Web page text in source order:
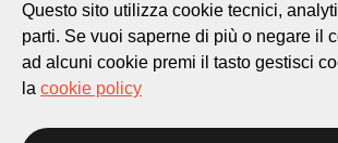
Questo sito utilizza cookie tecnici,
parti. Se vuoi saperne di più o negare il
ad alcuni cookie premi il tasto gestisci
la cookie policy